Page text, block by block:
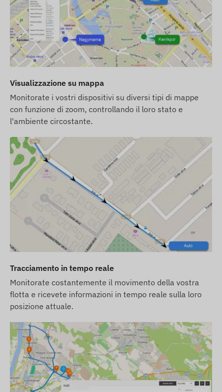
Se acquisti solo il dispositivo (senza
abbonamento software), lo consegniamo con le
impostazioni di fabbrica. Sarà tua cura
provvedere alla scheda SIM necessaria, alle sue
impostazioni e alla gestione della scheda
(ricarica, verifica annuale dei dati).
Se acquisti un abbonamento software insieme
al dispositivo, ma non la scheda SIM, ti
consegneremo il dispositivo già registrato nel
nostro software e pronto all'uso. Tuttavia, il
scheda SIM rimangono di tua competenza.
Se acquisti la scheda SIM da noi insieme al
dispositivo e all'abbonamento software, ti
consegneremo il dispositivo e la scheda SIM
pronti per collaborare con il software e ci
occuperemo noi del mantenimento continuo
della scheda – non avrai alcun compito riguardo
a quest'ultima.
notifiche via e-mail desideri utilizzare anche il
servizio di allarme SMS del nostro software,
acquista un pacchetto di crediti SMS nel nostro
webshop.
Le descrizioni e le immagini dei dispositivi sul sito
web si basano sulle informazioni pubblicate dal
produttore, che non sono sempre accurate o prive
di errori. Il produttore si riserva il diritto di
modificare determinati parametri o l'imballaggio
del prodotto senza preavviso - l'aggiornamento dei
Visualizzazione su mappa
Monitorate i vostri dispositivi su diversi tipi di mappe
con funzione di zoom, controllando il loro stato e
l'ambiente circostante.
Tracciamento in tempo reale
Monitorate costantemente il movimento della vostra
flotta e ricevete informazioni in tempo reale sulla loro
posizione attuale.